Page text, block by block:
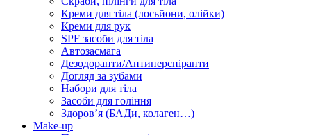
Креми для тіла (лосьйони, олійки)
Креми для рук
SPF засоби для тіла
Автозасмага
Дезодоранти/Антиперспіранти
Догляд за зубами
Набори для тіла
Засоби для гоління
Здоровʼя (БАДи, колаген…)
Make-up